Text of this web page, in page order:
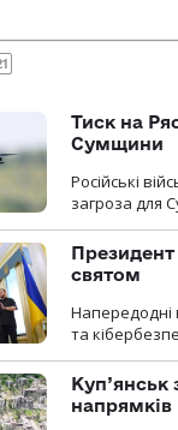
Тиск на
Сумщини
Російські
загроза для
Президент
святом
Напередодні
та
Куп’янськ
напрямків